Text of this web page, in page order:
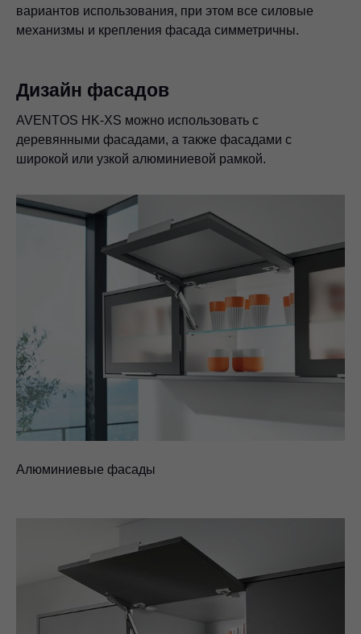
вариантов использования, при этом все силовые
механизмы и крепления фасада симметричны.
Дизайн фасадов
AVENTOS HK-XS можно использовать с
деревянными фасадами, а также фасадами с
широкой или узкой алюминиевой рамкой.
Алюминиевые фасады